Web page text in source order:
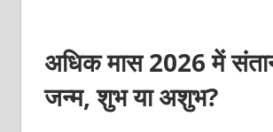
अधिक मास 2026 में
जन्म, शुभ या अशुभ?